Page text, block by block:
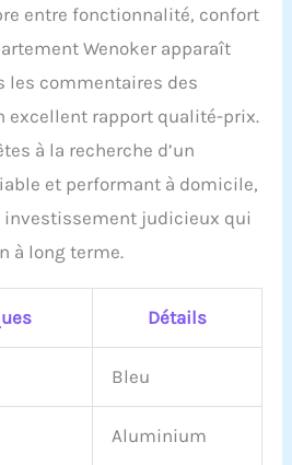
entre fonctionnalité, confort
Wenoker apparaît
les commentaires des
excellent rapport qualité-prix.
à la recherche d’un
et performant à domicile,
investissement judicieux qui
à long terme.
Détails
Bleu
Aluminium